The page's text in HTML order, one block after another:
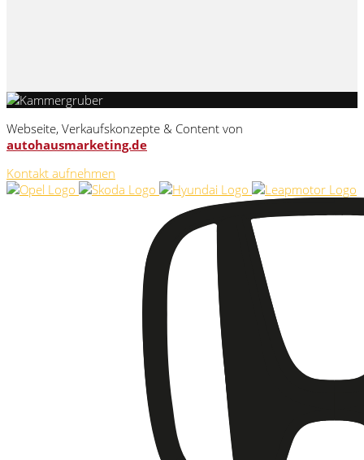
Webseite, Verkaufskonzepte & Content von
autohausmarketing.de
Kontakt aufnehmen